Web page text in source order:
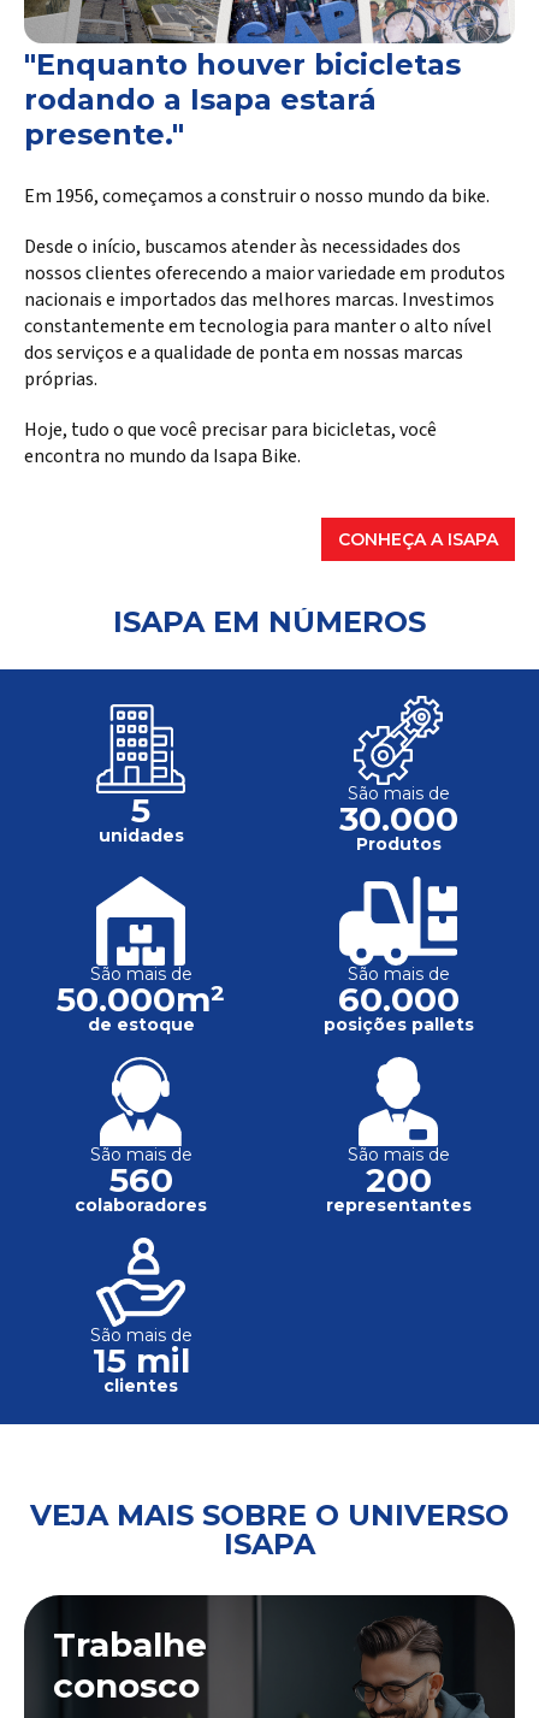
"Enquanto houver bicicletas
rodando a Isapa estará
presente."
Em 1956, começamos a construir o nosso mundo da bike.
Desde o início, buscamos atender às necessidades dos
nossos clientes oferecendo a maior variedade em produtos
nacionais e importados das melhores marcas. Investimos
constantemente em tecnologia para manter o alto nível
dos serviços e a qualidade de ponta em nossas marcas
próprias.
Hoje, tudo o que você precisar para bicicletas, você
encontra no mundo da Isapa Bike.
CONHEÇA A ISAPA
ISAPA EM NÚMEROS
5
unidades
São mais de
30.000
Produtos
São mais de
50.000m²
de estoque
São mais de
60.000
posições pallets
São mais de
560
colaboradores
São mais de
200
representantes
São mais de
15 mil
clientes
VEJA MAIS SOBRE O UNIVERSO
ISAPA
Trabalhe
conosco